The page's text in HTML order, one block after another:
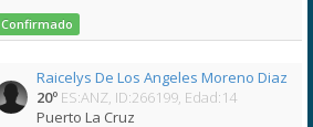
Confirmado
Raicelys De Los Angeles Moreno Diaz
20º ES:ANZ, ID:266199, Edad:14
Puerto La Cruz